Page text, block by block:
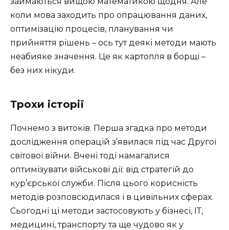
коли мова заходить про опрацювання даних,
оптимізацію процесів, планування чи
прийняття рішень – ось тут деякі методи мають
неабияке значення. Це як картопля в борщі –
без них нікуди.
Трохи історії
Почнемо з витоків. Перша згадка про методи
дослідження операцій з’явилася під час Другої
світової війни. Вчені тоді намагалися
оптимізувати військові дії: від стратегій до
кур’єрської служби. Після цього корисність
методів розповсюдилася і в цивільних сферах.
Сьогодні ці методи застосовують у бізнесі, ІТ,
медицині, транспорту та ще чудово як у